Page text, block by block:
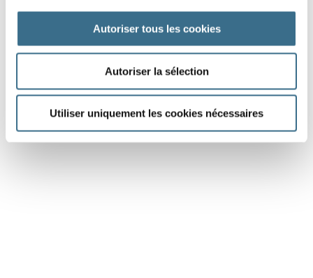
Autoriser tous les cookies
Autoriser la sélection
Utiliser uniquement les cookies nécessaires